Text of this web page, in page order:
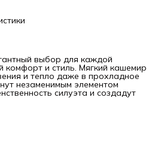
выбор для каждой
и стиль. Мягкий кашемир
и тепло даже в прохладное
незаменимым элементом
силуэта и создадут